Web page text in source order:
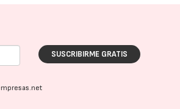
SUSCRIBIRME GRATIS